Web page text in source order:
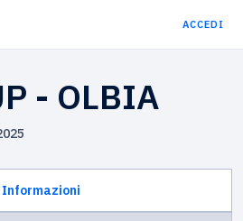
ACCEDI
- OLBIA
Informazioni